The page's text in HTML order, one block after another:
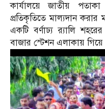
কার্যালয়ে জাতীয়
প্রতিকৃতিতে মাল্যদান
একটি বর্ণাঢ্য র‍্যালি
বাজার স্টেশন এলাকায়